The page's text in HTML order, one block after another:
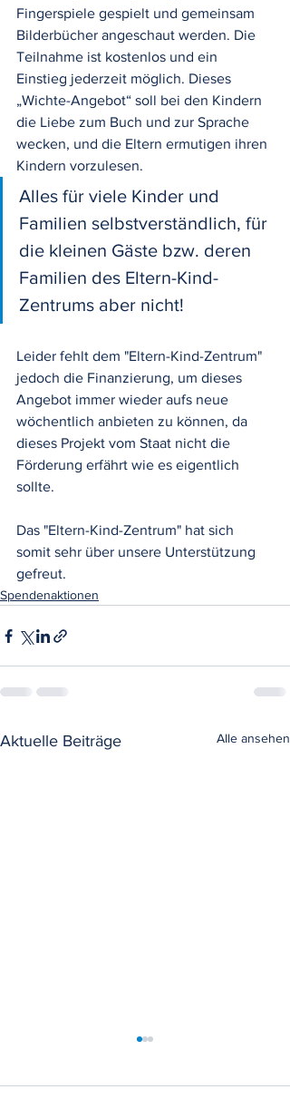
Fingerspiele gespielt und gemeinsam
Bilderbücher angeschaut werden. Die
Teilnahme ist kostenlos und ein
Einstieg jederzeit möglich. Dieses
„Wichte-Angebot“ soll bei den Kindern
die Liebe zum Buch und zur Sprache
wecken, und die Eltern ermutigen ihren
Kindern vorzulesen.
Alles für viele Kinder und
Familien selbstverständlich, für
die kleinen Gäste bzw. deren
Familien des Eltern-Kind-
Zentrums aber nicht!
Leider fehlt dem "Eltern-Kind-Zentrum"
jedoch die Finanzierung, um dieses
Angebot immer wieder aufs neue
wöchentlich anbieten zu können, da
dieses Projekt vom Staat nicht die
Förderung erfährt wie es eigentlich
sollte.
Das "Eltern-Kind-Zentrum" hat sich
somit sehr über unsere Unterstützung
gefreut.
Spendenaktionen
Aktuelle Beiträge Alle ansehen